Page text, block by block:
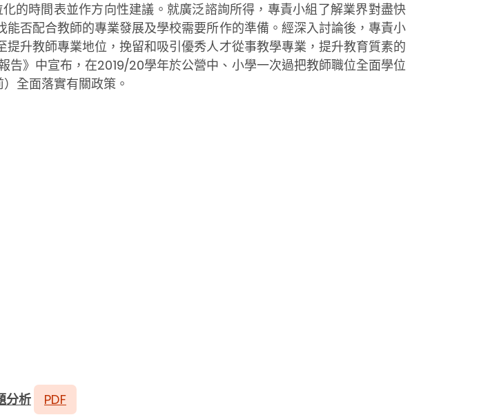
的時間表並作方向性建議。就廣泛諮詢所得，專責小組了解業界對盡快
否配合教師的專業發展及學校需要所作的準備。經深入討論後，專責小
升教師專業地位，挽留和吸引優秀人才從事教學專業，提升教育質素的
告》中宣布，在2019/20學年於公營中、小學一次過把教師職位全面學位
全面落實有關政策。
分析 PDF